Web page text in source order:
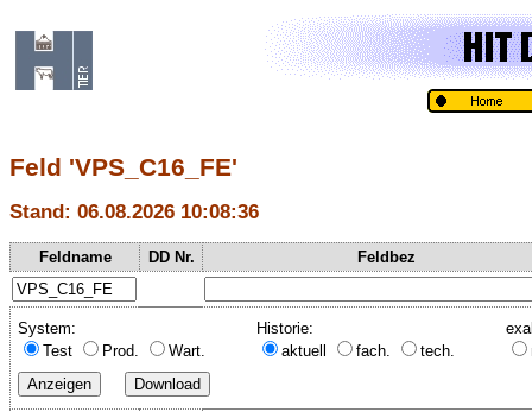
Feld 'VPS_C16_FE'
Stand: 06.08.2026 10:08:36
Feldname DD Nr. Feldbez
System:
Test
Prod. Wart.
Historie:
aktuell
fach. tech.